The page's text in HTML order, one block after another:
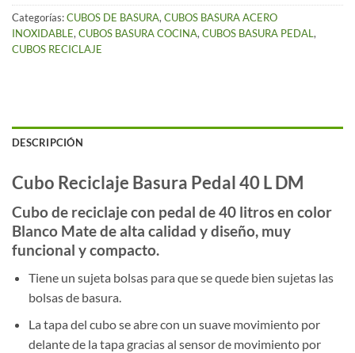
Categorías:CUBOS DE BASURA, CUBOS BASURA ACERO
INOXIDABLE, CUBOS BASURA COCINA, CUBOS BASURA PEDAL,
CUBOS RECICLAJE
DESCRIPCIÓN
Cubo Reciclaje Basura Pedal 40 L DM
Cubo de reciclaje con pedal de 40 litros en color
Blanco Mate de alta calidad y diseño, muy
funcional y compacto.
Tiene un sujeta bolsas para que se quede bien sujetas las
bolsas de basura.
La tapa del cubo se abre con un suave movimiento por
delante de la tapa gracias al sensor de movimiento por